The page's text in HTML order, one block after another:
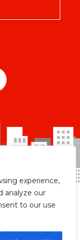
experience,
analyze our
to our use